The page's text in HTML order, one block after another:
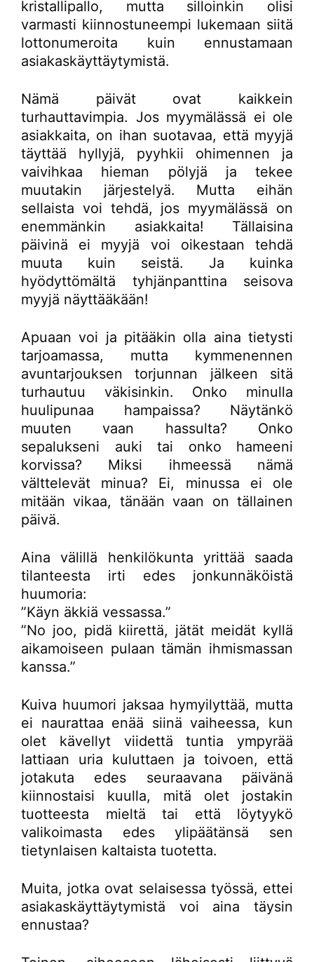
kristallipallo, mutta silloinkin olisi
varmasti kiinnostuneempi lukemaan siitä
lottonumeroita kuin ennustamaan
asiakaskäyttäytymistä.
Nämä päivät ovat kaikkein
turhauttavimpia. Jos myymälässä ei ole
asiakkaita, on ihan suotavaa, että myyjä
täyttää hyllyjä, pyyhkii ohimennen ja
vaivihkaa hieman pölyjä ja tekee
muutakin järjestelyä. Mutta eihän
sellaista voi tehdä, jos myymälässä on
enemmänkin asiakkaita! Tällaisina
päivinä ei myyjä voi oikestaan tehdä
muuta kuin seistä. Ja kuinka
hyödyttömältä tyhjänpanttina seisova
myyjä näyttääkään!
Apuaan voi ja pitääkin olla aina tietysti
tarjoamassa, mutta kymmenennen
avuntarjouksen torjunnan jälkeen sitä
turhautuu väkisinkin. Onko minulla
huulipunaa hampaissa? Näytänkö
muuten vaan hassulta? Onko
sepalukseni auki tai onko hameeni
korvissa? Miksi ihmeessä nämä
välttelevät minua? Ei, minussa ei ole
mitään vikaa, tänään vaan on tällainen
päivä.
Aina välillä henkilökunta yrittää saada
tilanteesta irti edes jonkunnäköistä
huumoria:
”Käyn äkkiä vessassa.”
”No joo, pidä kiirettä, jätät meidät kyllä
aikamoiseen pulaan tämän ihmismassan
kanssa.”
Kuiva huumori jaksaa hymyilyttää, mutta
ei naurattaa enää siinä vaiheessa, kun
olet kävellyt viidettä tuntia ympyrää
lattiaan uria kuluttaen ja toivoen, että
jotakuta edes seuraavana päivänä
kiinnostaisi kuulla, mitä olet jostakin
tuotteesta mieltä tai että löytyykö
valikoimasta edes ylipäätänsä sen
tietynlaisen kaltaista tuotetta.
Muita, jotka ovat selaisessa työssä, ettei
asiakaskäyttäytymistä voi aina täysin
ennustaa?